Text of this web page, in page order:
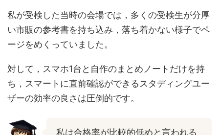
私が受検した当時の会場では，多くの受検生が分厚
い市販の参考書を持ち込み，落ち着かない様子でペ
ージをめくっていました。
対して，スマホ1台と自作のまとめノートだけを持
ち，スマートに直前確認ができるスタディングユー
ザーの効率の良さは圧倒的です。
私は合格率が比較的低めと言われる